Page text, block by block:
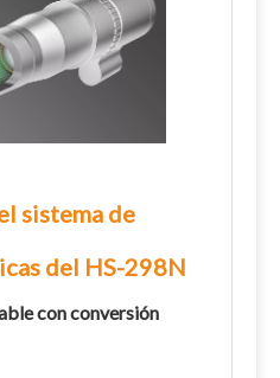
sistema de
del HS-298N
con conversión